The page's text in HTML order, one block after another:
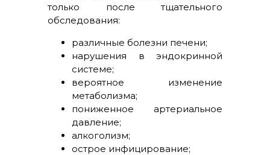
только после тщательного
обследования:
различные болезни печени;
нарушения в эндокринной
системе;
вероятное изменение
метаболизма;
пониженное артериальное
давление;
алкоголизм;
острое инфицирование;